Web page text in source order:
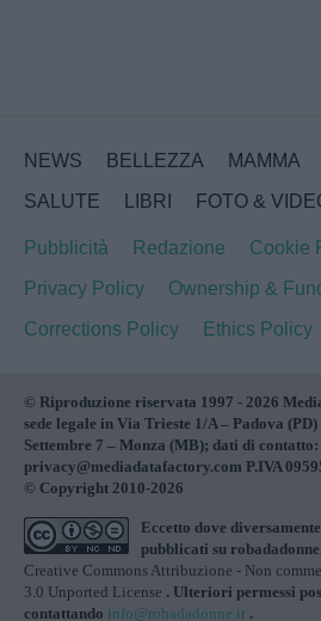
NEWS BELLEZZA MAMMA
SALUTE
LIBRI FOTO &
Pubblicità Redazione
Cookie
Privacy Policy
Ownership &
Corrections Policy
Ethics Policy
© Riproduzione riservata 1997 - 2026
sede legale in Via Trieste 1/A – Padova
Settembre 7 – Monza (MB); dati di contatto:
privacy@mediadatafactory.com P.IVA
© Copyright 2010-2026
Eccetto dove
pubblicati su
Creative Commons Attribuzione - Non
3.0 Unported License . Ulteriori permessi
contattando info@robadadonne.it .